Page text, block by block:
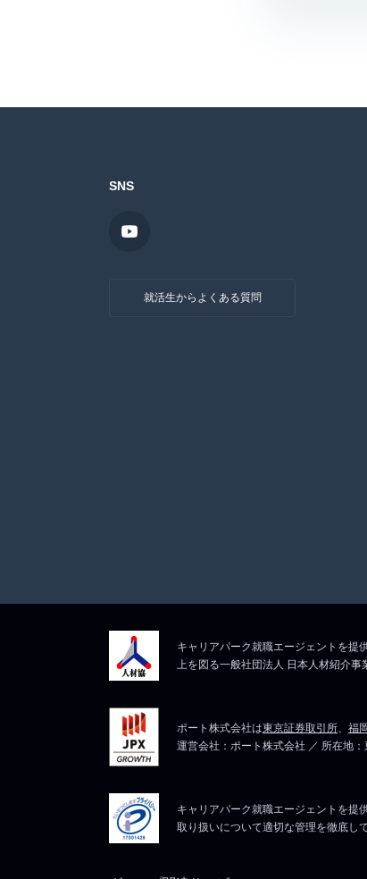
SNS
就活生からよくある質問